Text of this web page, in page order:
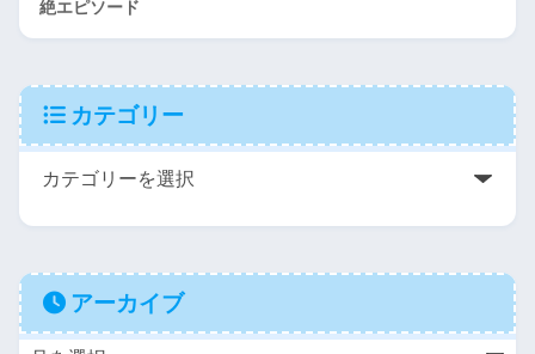
絶エピソード
カテゴリー
アーカイブ